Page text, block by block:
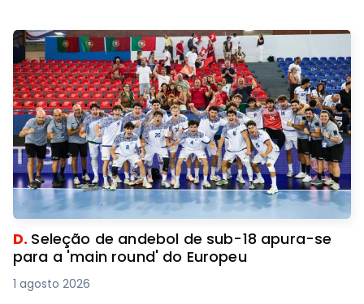
D. Seleção de andebol de sub-18 apura-se
para a 'main round' do Europeu
1 agosto 2026